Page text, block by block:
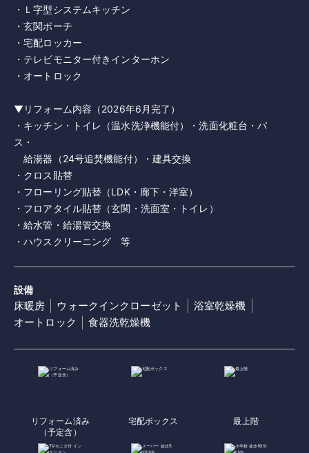
・Ｌ字型システムキッチン
・玄関ポーチ
・宅配ロッカー
・テレビモニター付きインターホン
・オートロック
▼リフォーム内容（2026年6月完了）
・キッチン・トイレ（温水洗浄機能付）・洗面化粧台・バ
ス・
給湯器（24号追焚機能付）・建具交換
・クロス貼替
・フローリング貼替（LDK・廊下・洋室）
・フロアタイル貼替（玄関・洗面室・トイレ）
・給水管・給湯管交換
・ハウスクリーニング 等
設備
床暖房 ウォークインクローゼット
浴室乾燥機
オートロック
食器洗乾燥機
リフォーム済み
（予定含）
宅配ボックス 最上階